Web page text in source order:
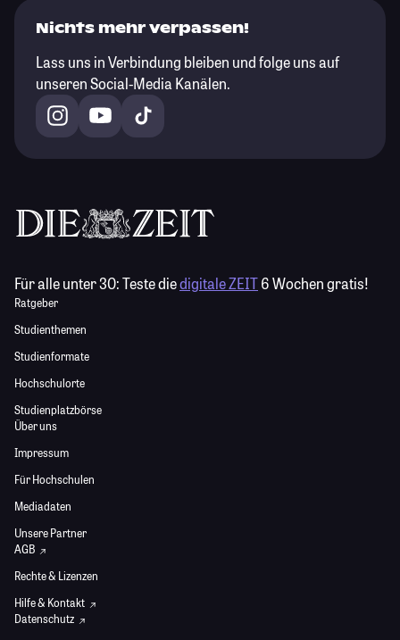
Nichts mehr verpassen!
Lass uns in Verbindung bleiben und folge uns auf
unseren Social-Media Kanälen.
Für alle unter 30:Teste diedigitale ZEIT6 Wochen gratis!
Ratgeber
Studienthemen
Studienformate
Hochschulorte
Studienplatzbörse
Über uns
Impressum
Für Hochschulen
Mediadaten
Unsere Partner
AGB
Rechte & Lizenzen
Hilfe & Kontakt
Datenschutz